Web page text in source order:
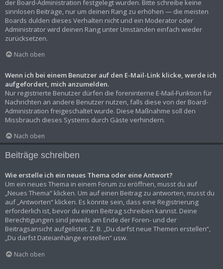
der Board-Administration festgelegt wurden. Bitte schreibe keine
sinnlosen Beiträge, nur um deinen Rang zu erhöhen — die meisten
Boards dulden dieses Verhalten nicht und ein Moderator oder
Administrator wird deinen Rang unter Umständen einfach wieder
zurücksetzen.
Nach oben
Wenn ich bei einem Benutzer auf den E-Mail-Link klicke, werde ich
aufgefordert, mich anzumelden.
Nur registrierte Benutzer dürfen die foreninterne E-Mail-Funktion für
Nachrichten an andere Benutzer nutzen, falls diese von der Board-
Administration freigeschaltet wurde. Diese Maßnahme soll den
Missbrauch dieses Systems durch Gäste verhindern.
Nach oben
Beiträge schreiben
Wie erstelle ich ein neues Thema oder eine Antwort?
Um ein neues Thema in einem Forum zu eröffnen, musst du auf
„Neues Thema“ klicken. Um auf einen Beitrag zu antworten, musst du
auf „Antworten“ klicken. Es könnte sein, dass eine Registrierung
erforderlich ist, bevor du einen Beitrag schreiben kannst. Deine
Berechtigungen sind jeweils am Ende der Foren- und der
Beitragsansicht aufgelistet. Z. B. „Du darfst neue Themen erstellen“,
„Du darfst Dateianhänge erstellen“ usw.
Nach oben